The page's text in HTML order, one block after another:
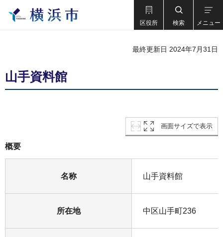
区役所 検索 メニュー
最終更新日 2024年7月31日
山手資料館
画面サイズで表示
概要
名称 山手資料館
所在地 中区山手町236